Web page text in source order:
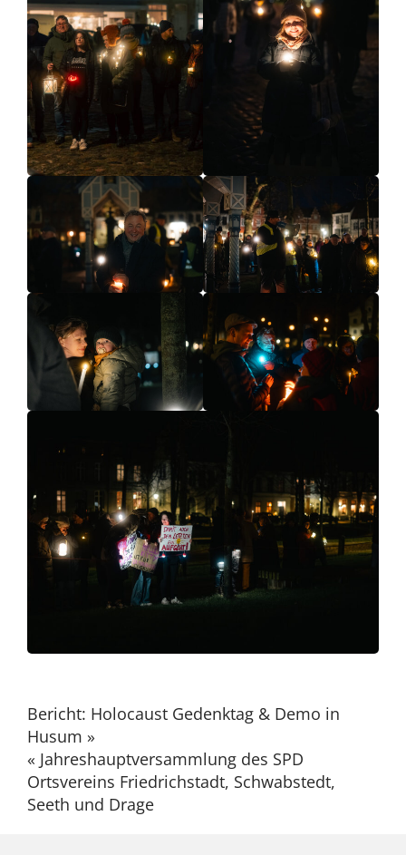
Beitragsnavigation
Bericht: Holocaust Gedenktag & Demo in
Husum »
« Jahreshauptversammlung des SPD
Ortsvereins Friedrichstadt, Schwabstedt,
Seeth und Drage